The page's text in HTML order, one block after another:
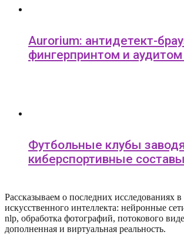
Aurorium: антидетект-
фингерпринтом и
Футбольные клубы
киберспортивные составы
Рассказываем о последних исследованиях в
искусcтвенного интеллекта: нейронные
nlp, обработка фотографий, потокового
дополненная и виртуальная реальность.